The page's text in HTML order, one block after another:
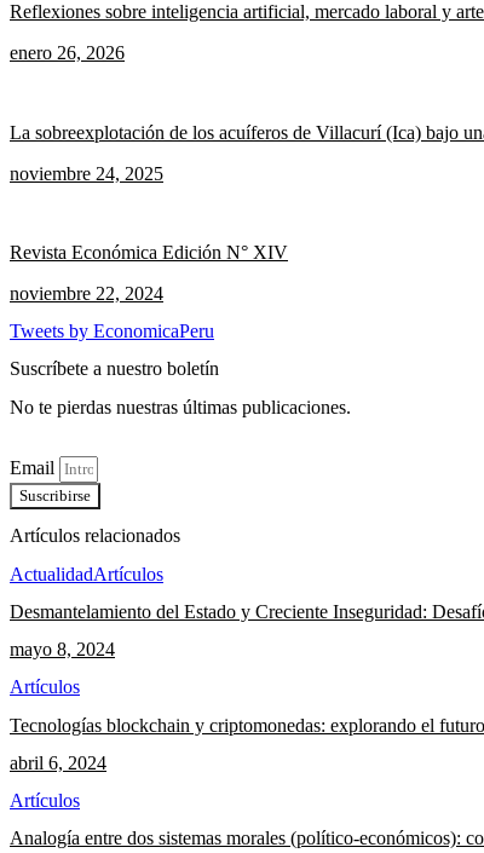
Reflexiones sobre inteligencia artificial, mercado laboral y
enero 26, 2026
La sobreexplotación de los acuíferos de Villacurí (Ica) bajo
noviembre 24, 2025
Revista Económica Edición N° XIV
noviembre 22, 2024
Tweets by EconomicaPeru
Suscríbete a nuestro boletín
No te pierdas nuestras últimas publicaciones.
Email
Suscribirse
Artículos relacionados
ActualidadArtículos
Desmantelamiento del Estado y Creciente Inseguridad:
mayo 8, 2024
Artículos
Tecnologías blockchain y criptomonedas: explorando el
abril 6, 2024
Artículos
Analogía entre dos sistemas morales (político-económicos):